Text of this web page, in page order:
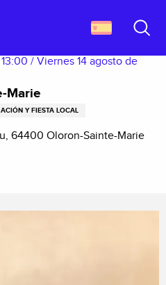
/ Viernes 14 agosto de
Marie
Y FIESTA LOCAL
64400 Oloron-Sainte-Marie